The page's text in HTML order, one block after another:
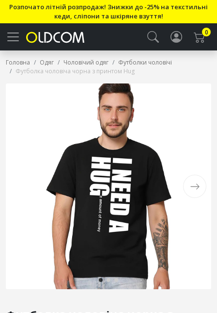
Розпочато літній розпродаж! Знижки до -25% на текстильні
кеди, сліпони та шкіряне взуття!
0
Головна Одяг Чоловічий одяг
Футболки чоловічі
Футболка чоловіча чорна з принтом Hug